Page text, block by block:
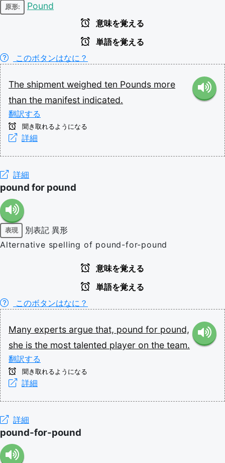
原形: Pound
意味を覚える
単語を覚える
このボタンはなに？
The shipment weighed ten Pounds more
than the manifest indicated.
翻訳する
聞き取れるようになる
詳細
詳細
pound for pound
表現 別表記 異形
Alternative spelling of pound-for-pound
意味を覚える
単語を覚える
このボタンはなに？
Many experts argue that, pound for pound,
she is the most talented player on the team.
翻訳する
聞き取れるようになる
詳細
詳細
pound-for-pound